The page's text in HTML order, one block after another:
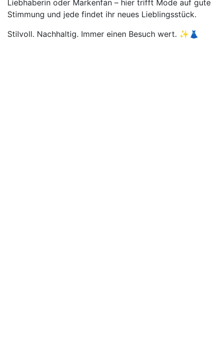
Liebhaberin oder Markenfan – hier trifft Mode auf gute
Stimmung und jede findet ihr neues Lieblingsstück.
Stilvoll. Nachhaltig. Immer einen Besuch wert. ✨👗